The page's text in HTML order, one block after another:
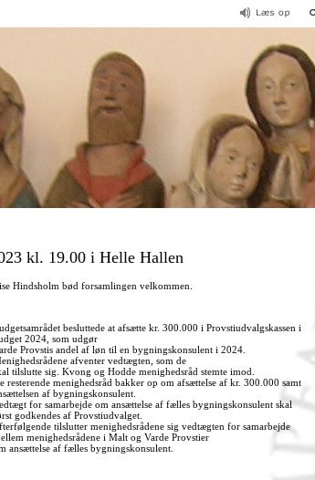
indholdet
kl. 19.00 i Helle Hallen
Hindsholm bød forsamlingen velkommen.
besluttede at afsætte kr. 300.000 i Provstiudvalgskassen i
2024, som udgør
Provstis andel af løn til en bygningskonsulent i 2024.
afventer vedtægten, som de
tilslutte sig. Kvong og Hodde menighedsråd stemte imod.
resterende menighedsråd bakker op om afsættelse af kr. 300.000 samt
af bygningskonsulent.
for samarbejde om ansættelse af fælles bygningskonsulent skal
godkendes af Provstiudvalget.
tilslutter menighedsrådene sig vedtægten for samarbejde
menighedsrådene i Malt og Varde Provstier
ansættelse af fælles bygningskonsulent.